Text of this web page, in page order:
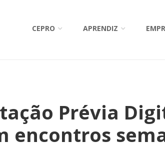
CEPRO APRENDIZ
Prévia
encontros